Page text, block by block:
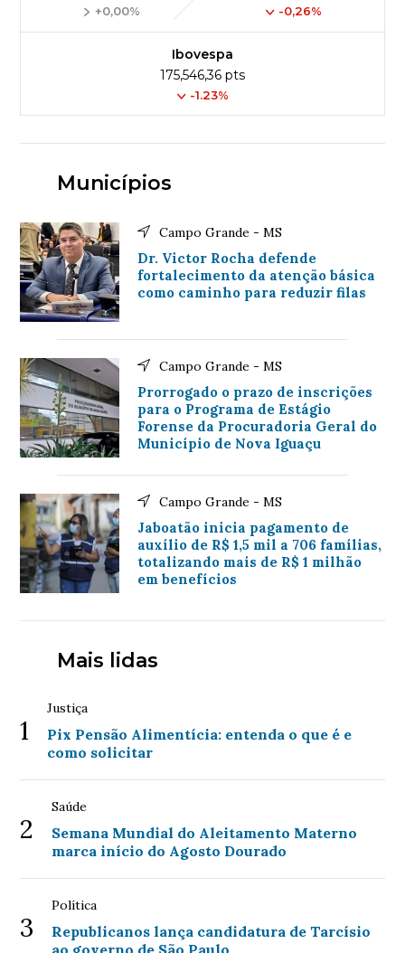
+0,00% -0,26%
Ibovespa
175,546,36 pts
-1.23%
Municípios
Campo Grande - MS
Dr. Victor Rocha defende
fortalecimento da atenção básica
como caminho para reduzir filas
Campo Grande - MS
Prorrogado o prazo de inscrições
para o Programa de Estágio
Forense da Procuradoria Geral do
Município de Nova Iguaçu
Campo Grande - MS
Jaboatão inicia pagamento de
auxílio de R$ 1,5 mil a 706 famílias,
totalizando mais de R$ 1 milhão
em benefícios
Mais lidas
1
Justiça
Pix Pensão Alimentícia: entenda o que é e
como solicitar
2
Saúde
Semana Mundial do Aleitamento Materno
marca início do Agosto Dourado
3
Política
Republicanos lança candidatura de Tarcísio
ao governo de São Paulo